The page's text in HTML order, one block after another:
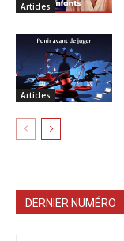
Articles
Articles
DERNIER NUMÉRO